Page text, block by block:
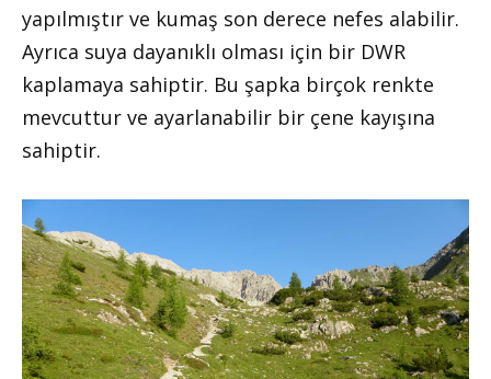
yapılmıştır ve kumaş son derece nefes alabilir.
Ayrıca suya dayanıklı olması için bir DWR
kaplamaya sahiptir. Bu şapka birçok renkte
mevcuttur ve ayarlanabilir bir çene kayışına
sahiptir.